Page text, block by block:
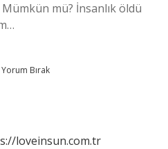
Mümkün mü? İnsanlık öldü
Yorum Bırak
loveinsun.com.tr